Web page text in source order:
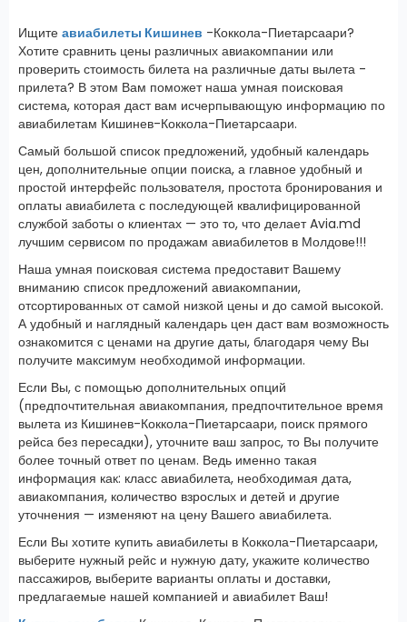
Ищите авиабилеты Кишинев -Коккола-Пиетарсаари?
Хотите сравнить цены различных авиакомпании или
проверить стоимость билета на различные даты вылета -
прилета? В этом Вам поможет наша умная поисковая
система, которая даст вам исчерпывающую информацию по
авиабилетам Кишинев-Коккола-Пиетарсаари.
Самый большой список предложений, удобный календарь
цен, дополнительные опции поиска, а главное удобный и
простой интерфейс пользователя, простота бронирования и
оплаты авиабилета с последующей квалифицированной
службой заботы о клиентах — это то, что делает Avia.md
лучшим сервисом по продажам авиабилетов в Молдове!!!
Наша умная поисковая система предоставит Вашему
вниманию список предложений авиакомпании,
отсортированных от самой низкой цены и до самой высокой.
А удобный и наглядный календарь цен даст вам возможность
ознакомится с ценами на другие даты, благодаря чему Вы
получите максимум необходимой информации.
Если Вы, с помощью дополнительных опций
(предпочтительная авиакомпания, предпочтительное время
вылета из Кишинев-Коккола-Пиетарсаари, поиск прямого
рейса без пересадки), уточните ваш запрос, то Вы получите
более точный ответ по ценам. Ведь именно такая
информация как: класс авиабилета, необходимая дата,
авиакомпания, количество взрослых и детей и другие
уточнения — изменяют на цену Вашего авиабилета.
Если Вы хотите купить авиабилеты в Коккола-Пиетарсаари,
выберите нужный рейс и нужную дату, укажите количество
пассажиров, выберите варианты оплаты и доставки,
предлагаемые нашей компанией и авиабилет Ваш!